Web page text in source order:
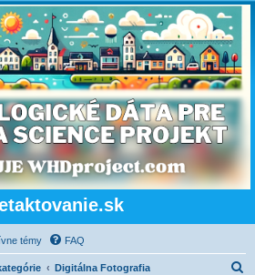
témy FAQ
Digitálna Fotografia